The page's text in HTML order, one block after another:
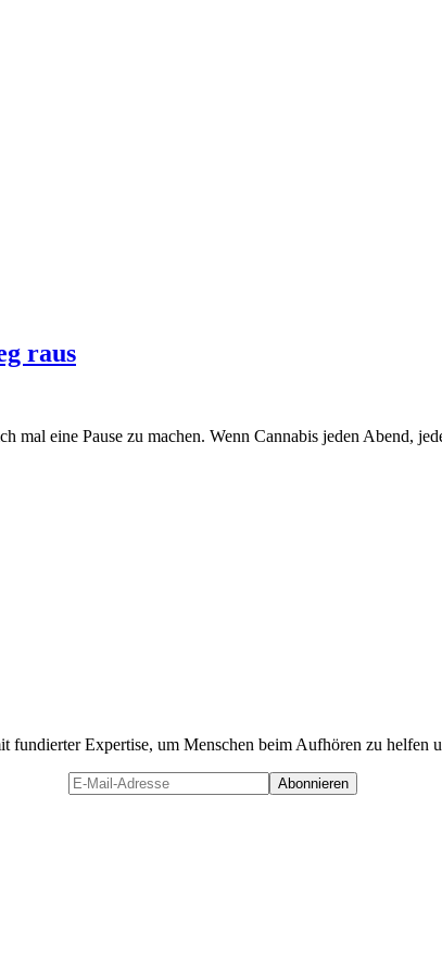
raus
mal eine Pause zu machen. Wenn Cannabis jeden Abend,
Expertise, um Menschen beim Aufhören zu helfen